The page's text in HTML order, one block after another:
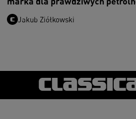
Jakub Ziółkowski